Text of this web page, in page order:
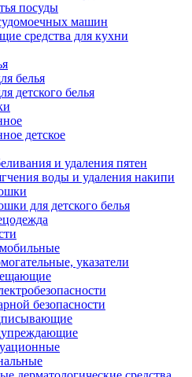
посуды
машин
средства для кухни
белья
детского белья
детское
и удаления пятен
воды и удаления накипи
для детского белья
указатели
безопасности